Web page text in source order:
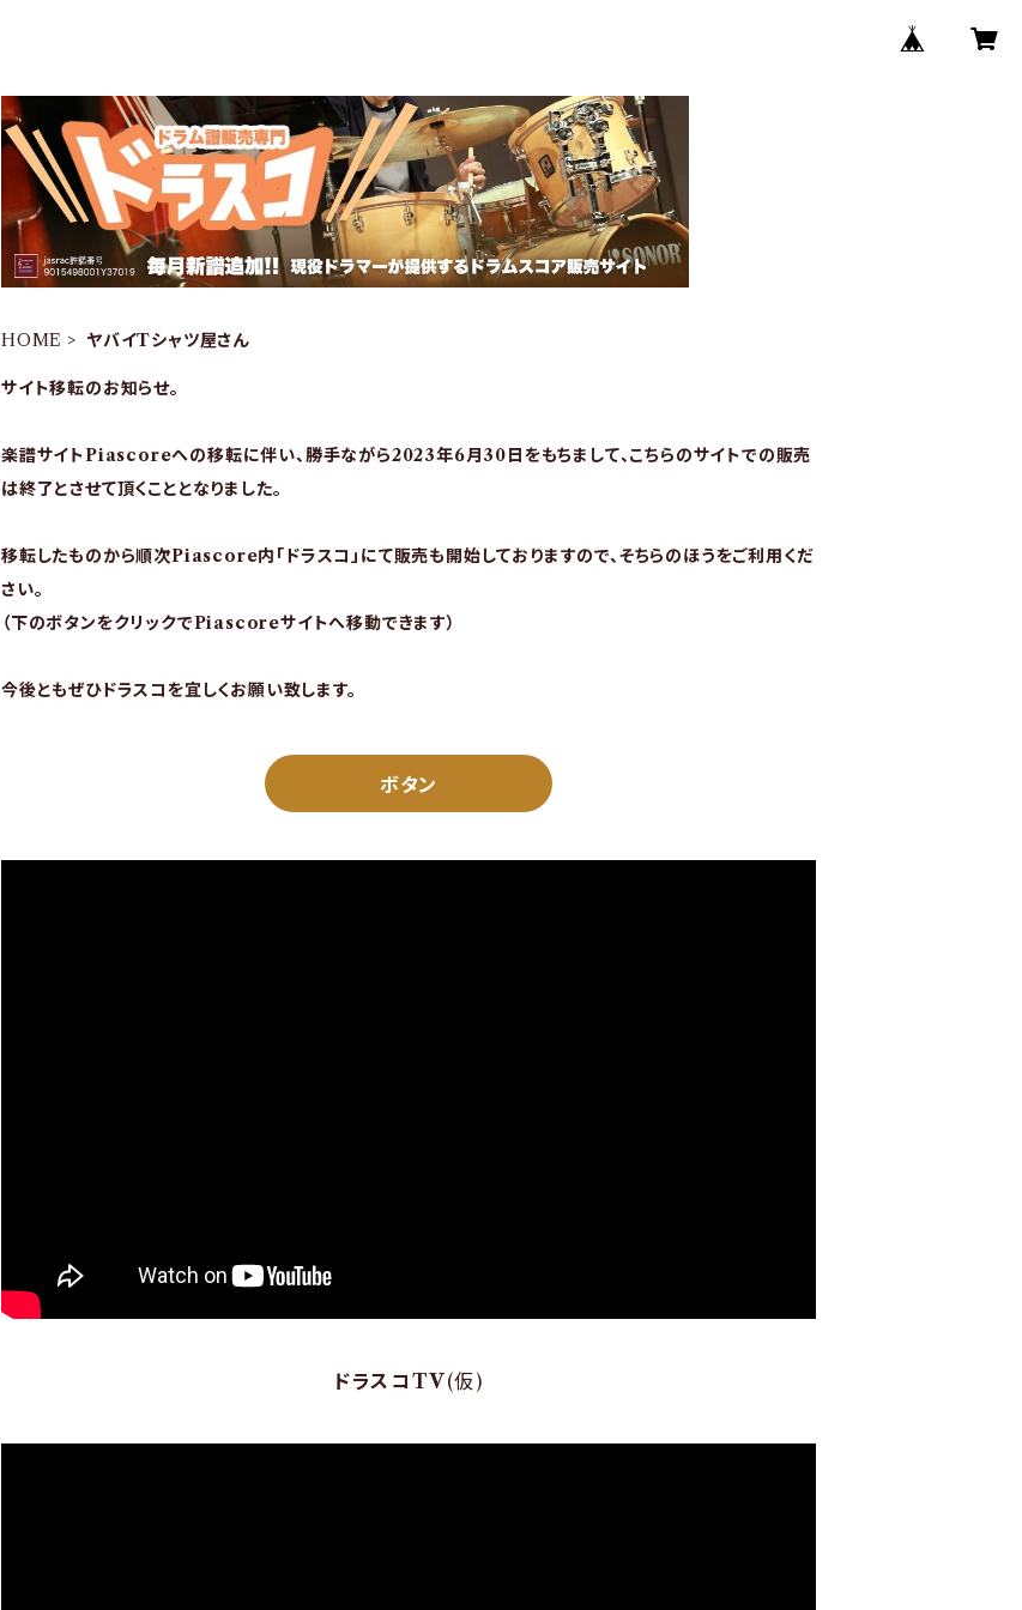
HOME ヤバイTシャツ屋さん
サイト移転のお知らせ。
楽譜サイトPiascoreへの移転に伴い、勝手ながら2023年6月30日をもちまして、こちらのサイトでの販売
は終了とさせて頂くこととなりました。
移転したものから順次Piascore内「ドラスコ」にて販売も開始しておりますので、そちらのほうをご利用くだ
さい。
（下のボタンをクリックでPiascoreサイトへ移動できます）
今後ともぜひドラスコを宜しくお願い致します。
ボタン
ドラスコTV(仮)